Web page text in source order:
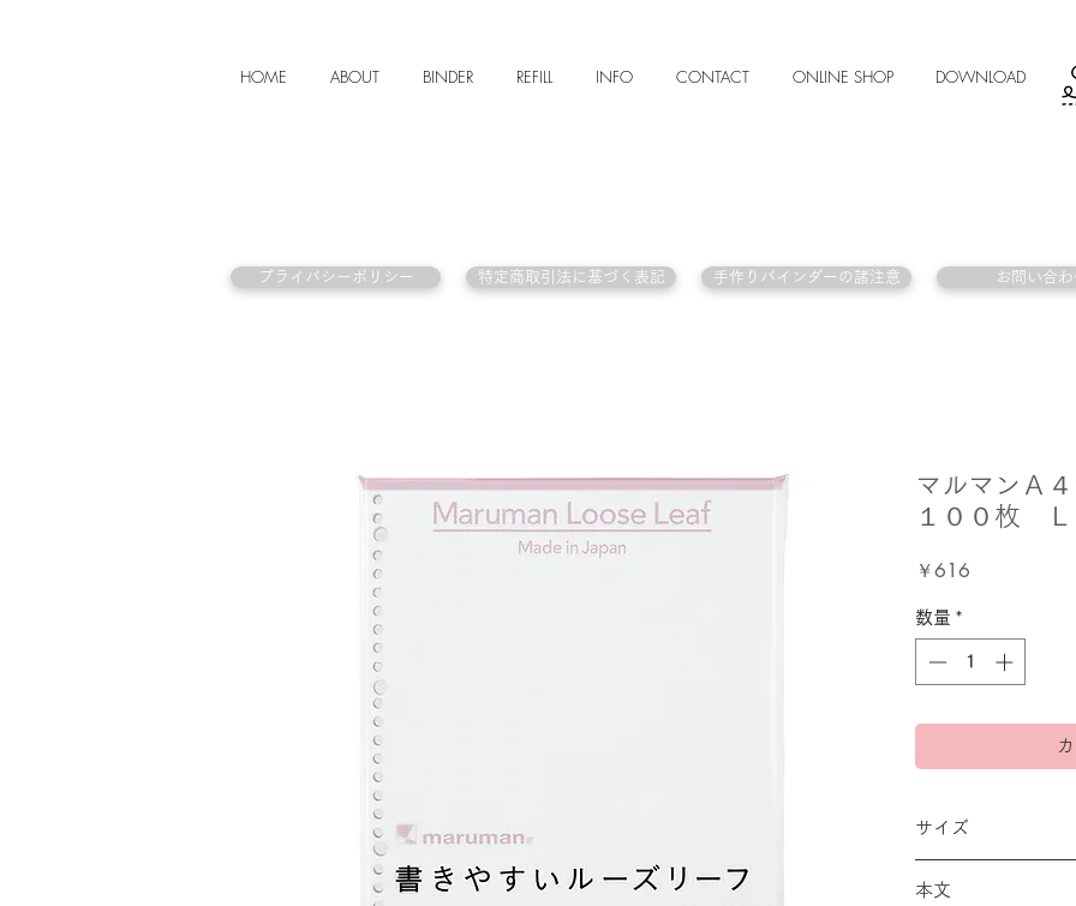
HOME ABOUT BINDER REFILL INFO CONTACT ONLINE SHOP DOWNLOAD
マルマンＡ
１００枚 Ｌ
￥616
数量 *
サイズ
本文
プライバシーポリシー 特定商取引法に基づく表記 手作りバインダーの諸注意 お問い合わ